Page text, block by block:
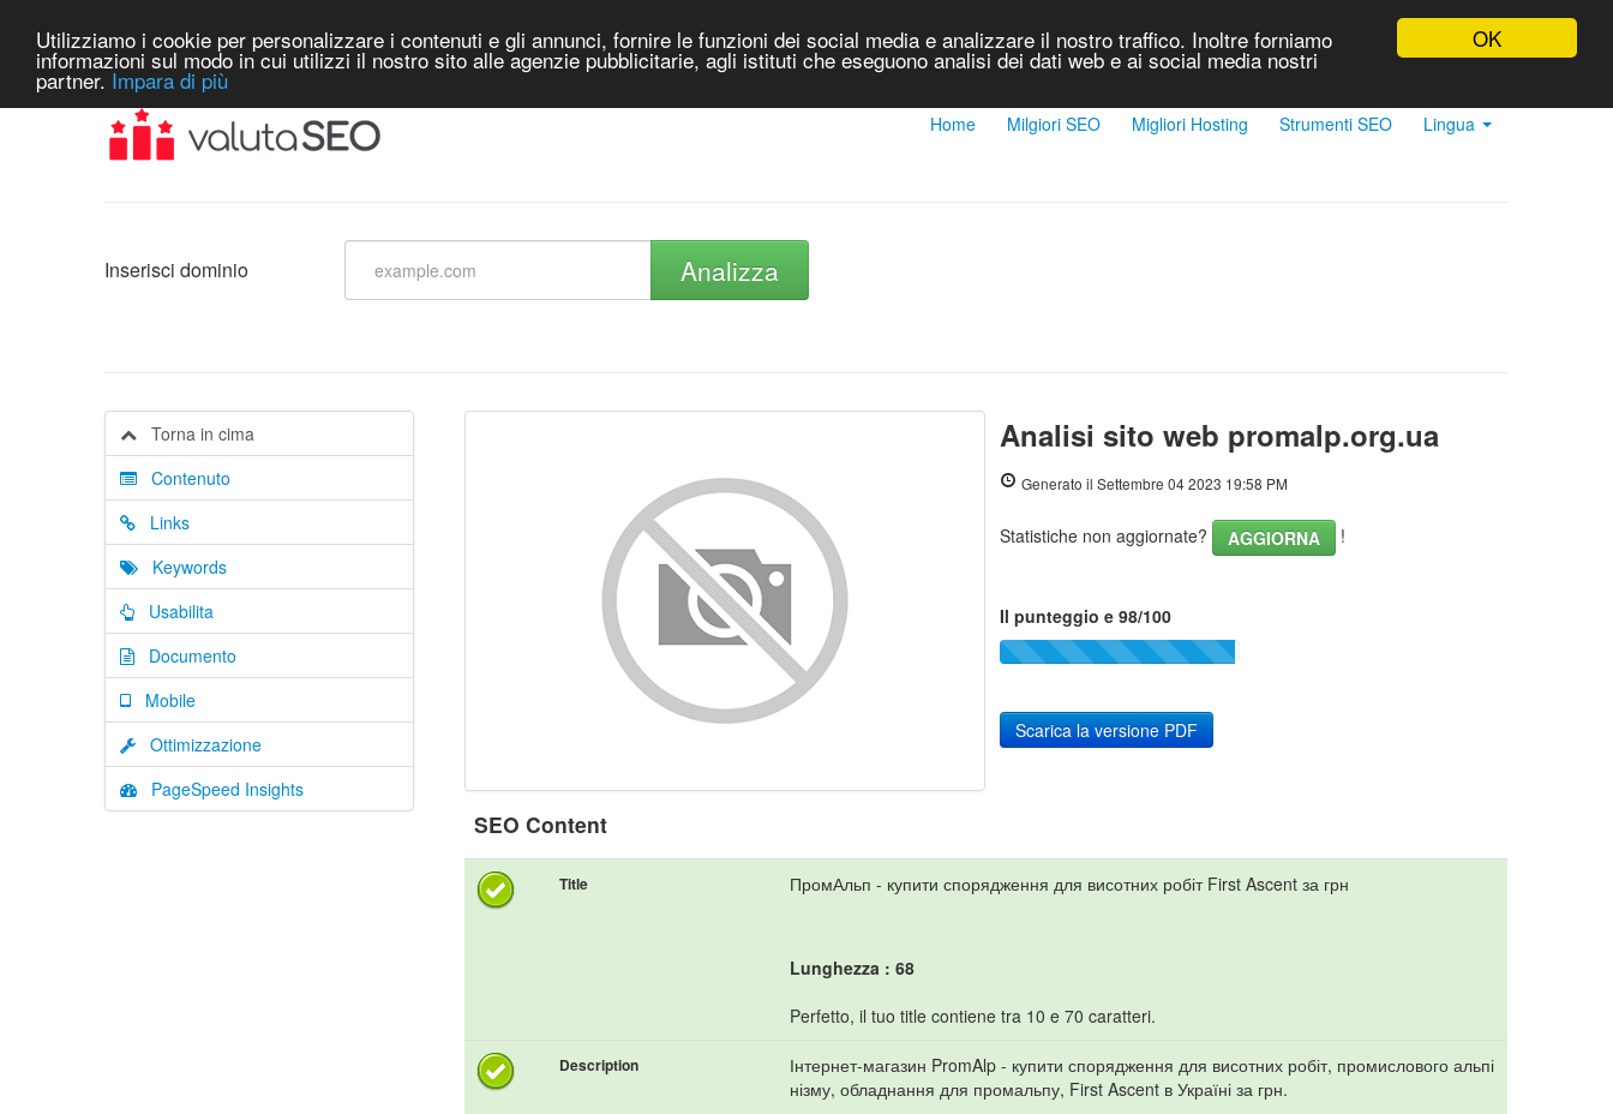
OK
Utilizziamo i cookie per personalizzare i contenuti e gli annunci, fornire le funzioni dei social media e analizzare il nostro traffico. Inoltre forniamo
informazioni sul modo in cui utilizzi il nostro sito alle agenzie pubblicitarie, agli istituti che eseguono analisi dei dati web e ai social media nostri
partner. Impara di più
Home Milgiori SEO Migliori Hosting Strumenti SEO Lingua
Inserisci dominio Analizza
Torna in cima
Contenuto
Links
Keywords
Usabilita
Documento
Mobile
Ottimizzazione
PageSpeed Insights
Analisi sito web promalp.org.ua
Generato il Settembre 04 2023 19:58 PM
Statistiche non aggiornate? AGGIORNA !
Il punteggio e 98/100
Scarica la versione PDF
SEO Content
Title ПромАльп - купити спорядження для висотних робіт First Ascent за грн
Lunghezza : 68
Perfetto, il tuo title contiene tra 10 e 70 caratteri.
Description
Інтернет-магазин PromAlp - купити спорядження для висотних робіт, промислового альпі
нізму, обладнання для промальпу, First Ascent в Україні за грн.